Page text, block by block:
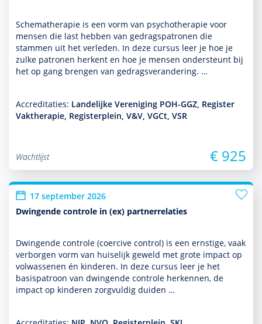
Schemathera­pie is een vorm van psycho­thera­pie voor
mensen die last hebben van gedragspatronen die
stammen uit het verleden. In deze cursus leer je hoe je
zulke patronen herkent en hoe je mensen onder­steunt bij
het op gang brengen van gedragsveran­de­ring. …
Accreditaties: Landelijke Vereniging POH-GGZ, Register
Vaktherapie, Registerplein, V&V, VGCt, VSR
Wachtlijst € 925
17 september 2026
Dwingende controle in (ex) partnerrelaties
Dwingende controle (coercive control) is een ernstige, vaak
verborgen vorm van huiselijk geweld met grote impact op
vol­was­senen én kin­de­ren. In deze cursus leer je het
basispatroon van dwingende controle herkennen, de
impact op kin­de­ren zorgvuldig duiden …